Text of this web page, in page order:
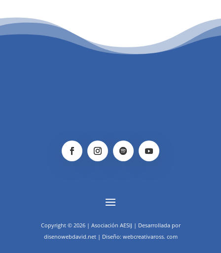
PATROCINIO CULTURAL
Copyright © 2026 | Asociación AESIJ | Desarrollada por
disenowebdavid.net | Diseño: webcreativaross. com